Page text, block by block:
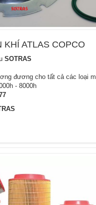
KHÍ ATLAS COPCO
SOTRAS
đương cho tất cả các loại
- 8000h